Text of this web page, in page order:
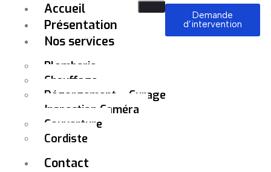
Accueil
Présentation
Nos services
Plomberie
Chauffage
Dégorgement – Curage
– Inspection Caméra
Couverture
Cordiste
Contact
Demande
d’intervention